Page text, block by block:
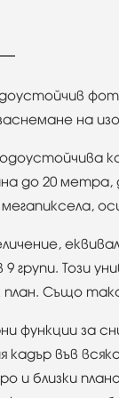
на
до 20
групи. Този
план. Също
функции за
кадър във
и близки